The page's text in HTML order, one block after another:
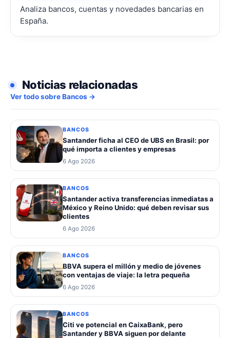
Analiza bancos, cuentas y novedades bancarias en
España.
Noticias relacionadas
Ver todo sobre Bancos →
BANCOS
Santander ficha al CEO de UBS en Brasil: por
qué importa a clientes y empresas
6 Ago 2026
BANCOS
Santander activa transferencias inmediatas a
México y Reino Unido: qué deben revisar sus
clientes
6 Ago 2026
BANCOS
BBVA supera el millón y medio de jóvenes
con ventajas de viaje: la letra pequeña
6 Ago 2026
BANCOS
Citi ve potencial en CaixaBank, pero
Santander y BBVA siguen por delante